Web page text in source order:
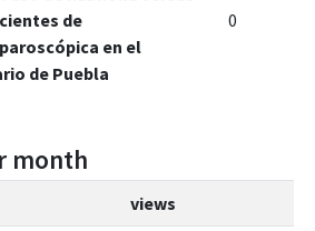
de
en el
de Puebla
0
month
views